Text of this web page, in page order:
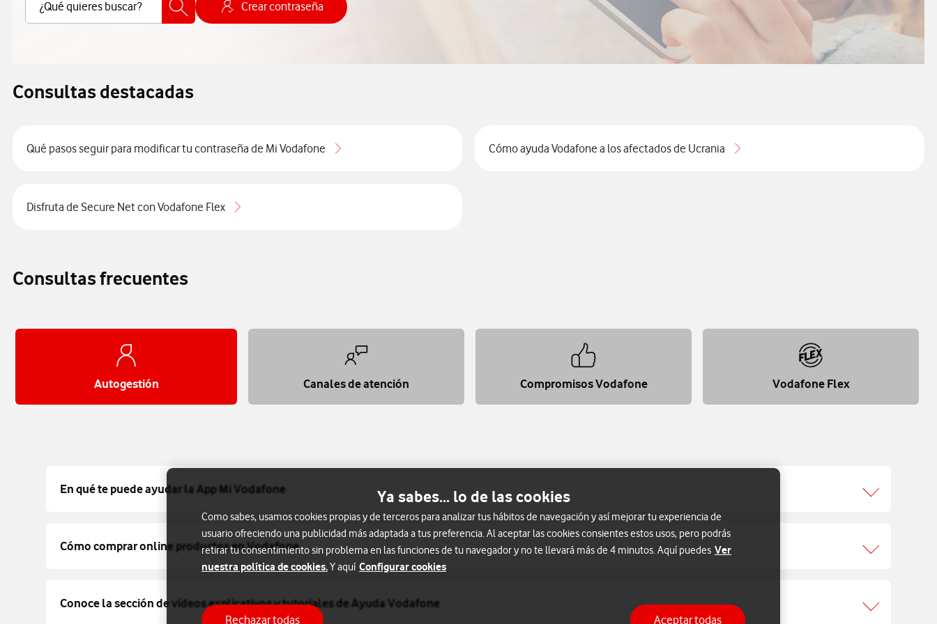
¿Qué quieres buscar?
Buscar Contenido
Crear contraseña
Cómo crear una contraseña
Consultas destacadas
Qué pasos seguir para modificar tu contraseña de Mi Vodafone Cómo ayuda Vodafone a los afectados de Ucrania
Disfruta de Secure Net con Vodafone Flex
Consultas frecuentes
Autogestión Canales de atención Compromisos Vodafone Vodafone Flex
En qué te puede ayudar la App Mi Vodafone
Cómo comprar online productos en Vodafone
Conoce la sección de vídeos explicativos y tutoriales de Ayuda Vodafone
Ya sabes... lo de las cookies
Como sabes, usamos cookies propias y de terceros para analizar tus hábitos de navegación y así mejorar tu experiencia de
usuario ofreciendo una publicidad más adaptada a tus preferencia. Al aceptar las cookies consientes estos usos, pero podrás
retirar tu consentimiento sin problema en las funciones de tu navegador y no te llevará más de 4 minutos. Aquí puedes Ver
nuestra política de cookies.Y aquí Configurar cookies
Rechazar todas Aceptar todas